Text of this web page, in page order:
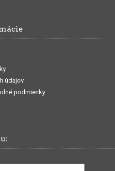
údajov
podmienky